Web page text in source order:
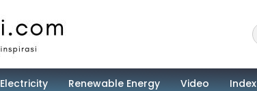
Electricity Renewable Energy Video Index